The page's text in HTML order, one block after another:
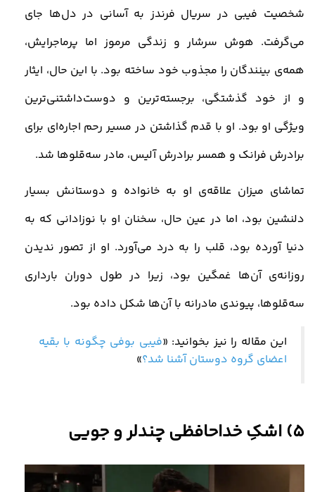
شخصیت فیبی در سریال فرندز به آسانی در دل‌ها جای
می‌گرفت. هوش سرشار و زندگی مرموز اما پرماجرایش،
همه‌ی بینندگان را مجذوب خود ساخته بود. با این حال، ایثار
و از خود گذشتگی، برجسته‌ترین و دوست‌داشتنی‌ترین
ویژگی او بود. او با قدم گذاشتن در مسیر رحم اجاره‌ای برای
برادرش فرانک و همسر برادرش آلیس، مادر سه‌قلوها شد.
تماشای میزان علاقه‌ی او به خانواده و دوستانش بسیار
دلنشین بود، اما در عین حال، سخنان او با نوزادانی که به
دنیا آورده بود، قلب را به درد می‌آورد. او از تصور ندیدن
روزانه‌ی آن‌ها غمگین بود، زیرا در طول دوران بارداری
سه‌قلوها، پیوندی مادرانه با آن‌ها شکل داده بود.
این مقاله را نیز بخوانید: «فیبی بوفی چگونه با بقیه
اعضای گروه دوستان آشنا شد؟»
5) اشکِ خداحافظی چندلر و جویی